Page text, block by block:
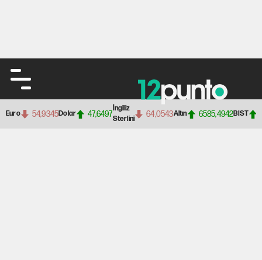
Euro 54,9345Dolar 47,6497
İngiliz
Sterlini
64,0543Altın 6585,4942BIST